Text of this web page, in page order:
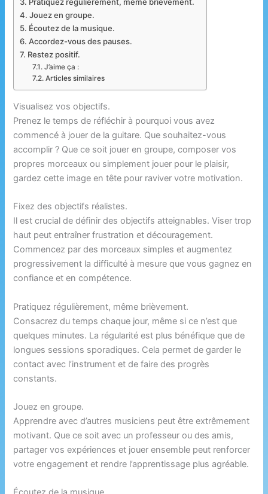
Pratiquez régulièrement, même brièvement.
Jouez en groupe.
Écoutez de la musique.
Accordez-vous des pauses.
Restez positif.
J’aime ça :
Articles similaires
Visualisez vos objectifs.
Prenez le temps de réfléchir à pourquoi vous avez
commencé à jouer de la guitare. Que souhaitez-vous
accomplir ? Que ce soit jouer en groupe, composer vos
propres morceaux ou simplement jouer pour le plaisir,
gardez cette image en tête pour raviver votre motivation.
Fixez des objectifs réalistes.
Il est crucial de définir des objectifs atteignables. Viser trop
haut peut entraîner frustration et découragement.
Commencez par des morceaux simples et augmentez
progressivement la difficulté à mesure que vous gagnez en
confiance et en compétence.
Pratiquez régulièrement, même brièvement.
Consacrez du temps chaque jour, même si ce n’est que
quelques minutes. La régularité est plus bénéfique que de
longues sessions sporadiques. Cela permet de garder le
contact avec l’instrument et de faire des progrès
constants.
Jouez en groupe.
Apprendre avec d’autres musiciens peut être extrêmement
motivant. Que ce soit avec un professeur ou des amis,
partager vos expériences et jouer ensemble peut renforcer
votre engagement et rendre l’apprentissage plus agréable.